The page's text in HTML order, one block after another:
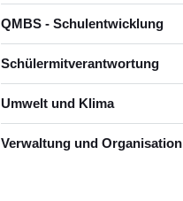
QMBS - Schulentwicklung
Schülermitverantwortung
Umwelt und Klima
Verwaltung und Organisation